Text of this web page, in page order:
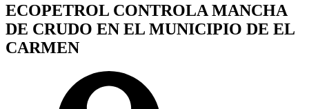
ECOPETROL CONTROLA MANCHA
DE CRUDO EN EL MUNICIPIO DE EL
CARMEN